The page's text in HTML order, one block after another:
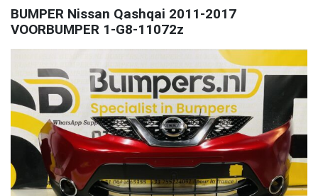
BUMPER Nissan Qashqai 2011-2017
VOORBUMPER 1-G8-11072z